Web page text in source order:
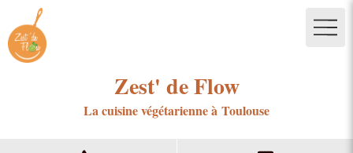
Zest' de Flow
La cuisine végétarienne à Toulouse